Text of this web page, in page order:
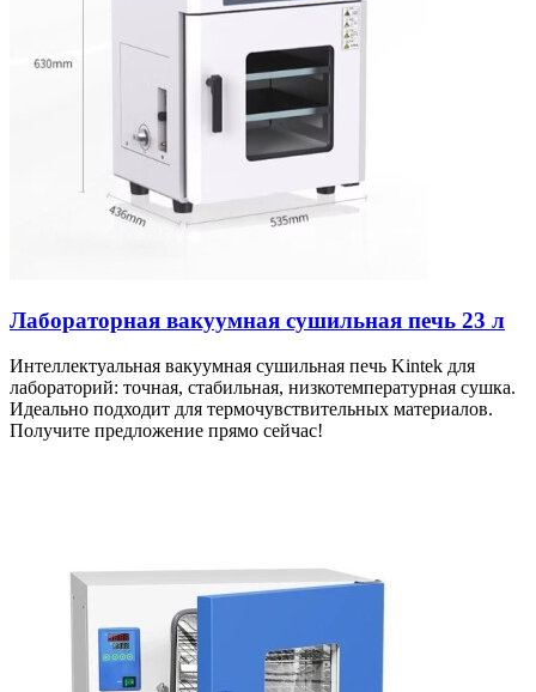
Лабораторная вакуумная сушильная печь 23 л
Интеллектуальная вакуумная сушильная печь Kintek для
лабораторий: точная, стабильная, низкотемпературная сушка.
Идеально подходит для термочувствительных материалов.
Получите предложение прямо сейчас!